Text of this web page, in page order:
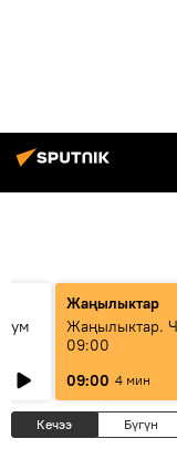
Жаңылыктар
Жаңылыктар.
09:00
09:00 4 мин
Кечээ Бүгүн